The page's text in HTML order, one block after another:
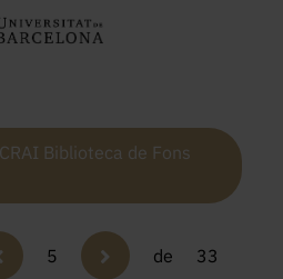
Biblioteca de Fons
5 de 33